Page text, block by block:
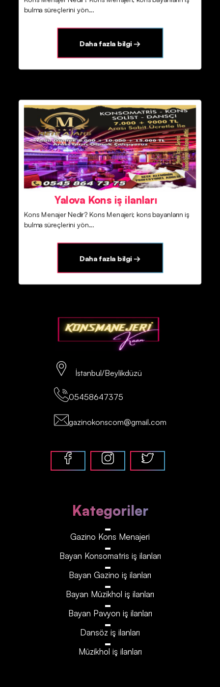
bulma süreçlerini yön...
Daha fazla bilgi →
Yalova Kons iş ilanları
Kons Menajer Nedir? Kons Menajeri; kons bayanların iş
bulma süreçlerini yön...
Daha fazla bilgi →
İstanbul/Beylikdüzü
05458647375
gazinokonscom@gmail.com
Kategoriler
Gazino Kons Menajeri
Bayan Konsomatris iş ilanları
Bayan Gazino iş ilanları
Bayan Müzikhol iş ilanları
Bayan Pavyon iş ilanları
Dansöz iş ilanları
Müzikhol iş ilanları